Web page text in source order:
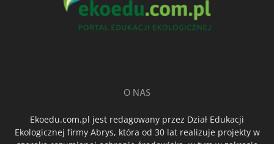
O NAS
Ekoedu.com.pl jest redagowany przez Dział Edukacji
Ekologicznej firmy Abrys, która od 30 lat realizuje projekty w